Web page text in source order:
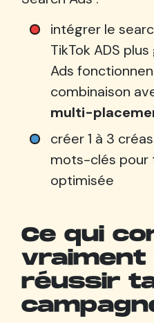
intégrer le
TikTok ADS
Ads
combinaison
multi-
créer 1 à 3
mots-clés pour
optimisée
Ce qui
vraiment
réussir